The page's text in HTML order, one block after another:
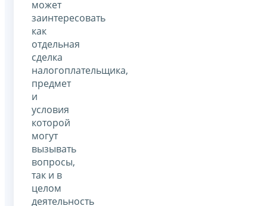
может
заинтересовать
как
отдельная
сделка
налогоплательщика,
предмет
и
условия
которой
могут
вызывать
вопросы,
так и в
целом
деятельность